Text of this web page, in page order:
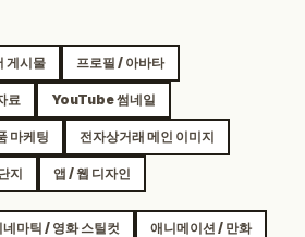
게시물 프로필 / 아바타
료 YouTube 썸네일
마케팅 전자상거래 메인 이미지
지 앱 / 웹 디자인
네마틱 / 영화 스틸컷 애니메이션 / 만화